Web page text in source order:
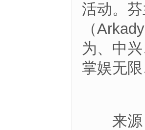
活动。
（
为、中
掌娱无
来源：